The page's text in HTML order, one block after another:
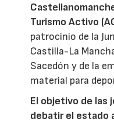
Turismo Activo
patrocinio de la
Castilla-La
Sacedón y de la
material para
El objetivo de las
debatir el estado